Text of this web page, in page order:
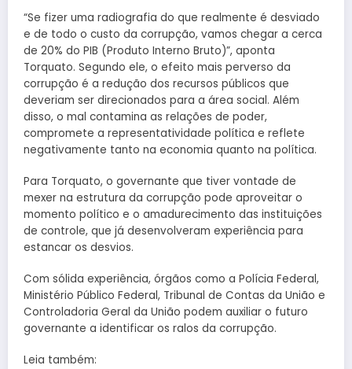
“Se fizer uma radiografia do que realmente é desviado
e de todo o custo da corrupção, vamos chegar a cerca
de 20% do PIB (Produto Interno Bruto)”, aponta
Torquato. Segundo ele, o efeito mais perverso da
corrupção é a redução dos recursos públicos que
deveriam ser direcionados para a área social. Além
disso, o mal contamina as relações de poder,
compromete a representatividade política e reflete
negativamente tanto na economia quanto na política.
Para Torquato, o governante que tiver vontade de
mexer na estrutura da corrupção pode aproveitar o
momento político e o amadurecimento das instituições
de controle, que já desenvolveram experiência para
estancar os desvios.
Com sólida experiência, órgãos como a Polícia Federal,
Ministério Público Federal, Tribunal de Contas da União e
Controladoria Geral da União podem auxiliar o futuro
governante a identificar os ralos da corrupção.
Leia também: